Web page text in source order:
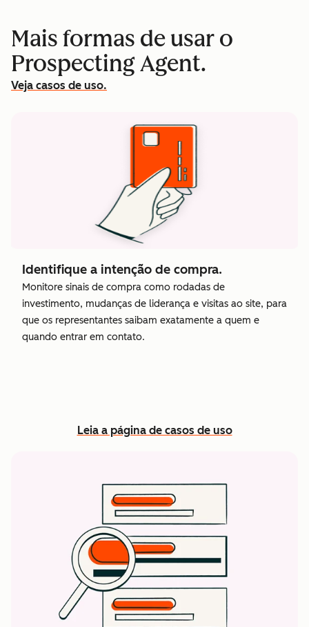
Mais formas de usar o
Prospecting Agent.
Veja casos de uso.
Identifique a intenção de compra.
Monitore sinais de compra como rodadas de
investimento, mudanças de liderança e visitas ao site, para
que os representantes saibam exatamente a quem e
quando entrar em contato.
Leia a página de casos de uso